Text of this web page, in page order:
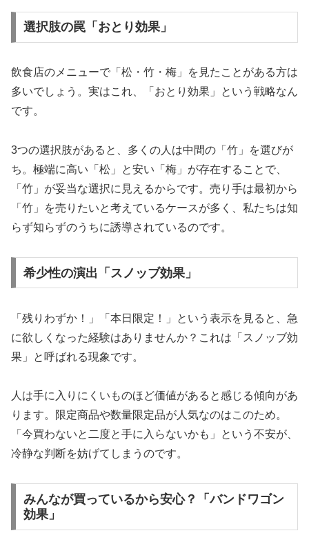
選択肢の罠「おとり効果」
飲食店のメニューで「松・竹・梅」を見たことがある方は
多いでしょう。実はこれ、「おとり効果」という戦略なん
です。
3つの選択肢があると、多くの人は中間の「竹」を選びが
ち。極端に高い「松」と安い「梅」が存在することで、
「竹」が妥当な選択に見えるからです。売り手は最初から
「竹」を売りたいと考えているケースが多く、私たちは知
らず知らずのうちに誘導されているのです。
希少性の演出「スノッブ効果」
「残りわずか！」「本日限定！」という表示を見ると、急
に欲しくなった経験はありませんか？これは「スノッブ効
果」と呼ばれる現象です。
人は手に入りにくいものほど価値があると感じる傾向があ
ります。限定商品や数量限定品が人気なのはこのため。
「今買わないと二度と手に入らないかも」という不安が、
冷静な判断を妨げてしまうのです。
みんなが買っているから安心？「バンドワゴン
効果」